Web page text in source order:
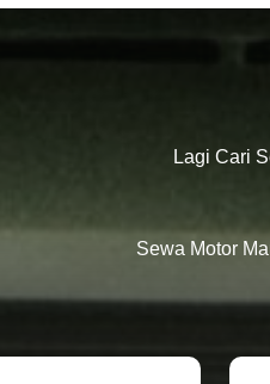
Lagi Cari
Sewa Motor